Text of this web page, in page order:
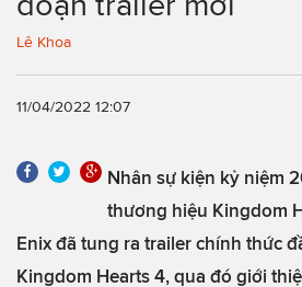
Lê Khoa
11/04/2022 12:07
Nhân sự kiện kỷ niệm
thương hiệu Kingdom
Enix đã tung ra trailer chính thức
Kingdom Hearts 4, qua đó giới